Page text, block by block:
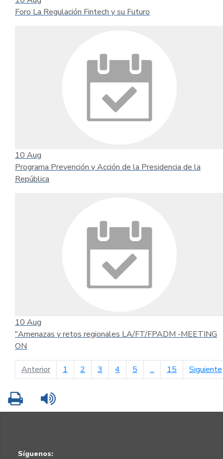
Foro La Regulación Fintech y su Futuro
10 Aug
Programa Prevención y Acción de la Presidencia de la
República
10 Aug
"Amenazas y retos regionales LA/FT/FPADM -MEETING
ON
Anteriorpágina anterior
1 2 3 4 5 ... 15 Siguiente
Imprimir
Síguenos: